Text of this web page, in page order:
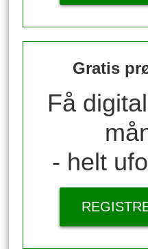
Gratis
Få
- helt